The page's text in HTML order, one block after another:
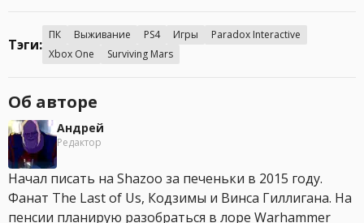
Тэги:
ПК Выживание PS4 Игры
Paradox Interactive
Xbox One
Surviving Mars
Об авторе
Андрей
Редактор
Начал писать на Shazoo за печеньки в 2015 году.
Фанат The Last of Us, Кодзимы и Винса Гиллигана. На
пенсии планирую разобраться в лоре Warhammer